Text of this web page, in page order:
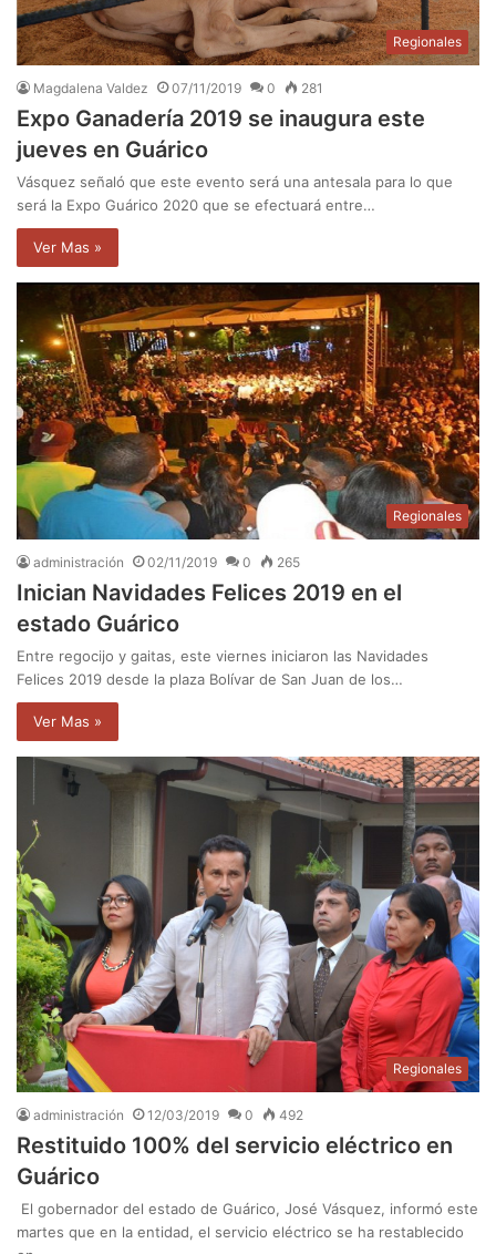
Regionales
Magdalena Valdez 07/11/2019 0 281
Expo Ganadería 2019 se inaugura este
jueves en Guárico
Vásquez señaló que este evento será una antesala para lo que
será la Expo Guárico 2020 que se efectuará entre…
Ver Mas »
Regionales
administración 02/11/2019 0 265
Inician Navidades Felices 2019 en el
estado Guárico
Entre regocijo y gaitas, este viernes iniciaron las Navidades
Felices 2019 desde la plaza Bolívar de San Juan de los…
Ver Mas »
Regionales
administración 12/03/2019 0 492
Restituido 100% del servicio eléctrico en
Guárico
El gobernador del estado de Guárico, José Vásquez, informó este
martes que en la entidad, el servicio eléctrico se ha restablecido